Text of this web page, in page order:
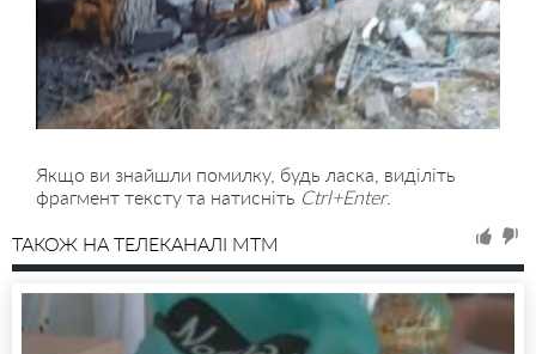
Якщо ви знайшли помилку, будь ласка, виділіть
фрагмент тексту та натисніть Ctrl+Enter.
ТАКОЖ НА ТЕЛЕКАНАЛІ MTM